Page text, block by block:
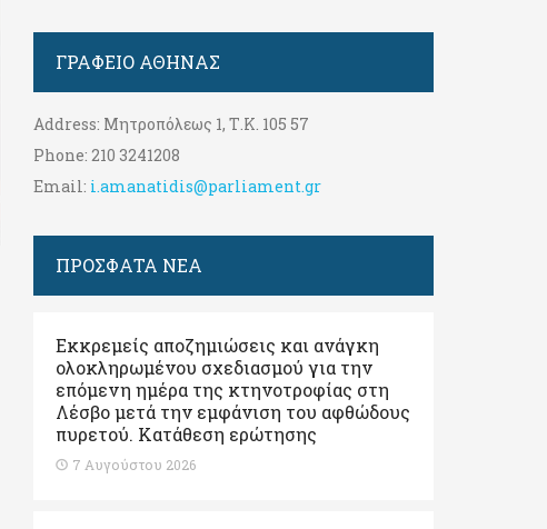
ΓΡΑΦΕΊΟ ΑΘΉΝΑΣ
Address: Μητροπόλεως 1, Τ.Κ. 105 57
Phone: 210 3241208
Email: i.amanatidis@parliament.gr
ΠΡΟΣΦΑΤΑ ΝΕΑ
Εκκρεμείς αποζημιώσεις και ανάγκη
ολοκληρωμένου σχεδιασμού για την
επόμενη ημέρα της κτηνοτροφίας στη
Λέσβο μετά την εμφάνιση του αφθώδους
πυρετού. Kατάθεση ερώτησης
7 Αυγούστου 2026